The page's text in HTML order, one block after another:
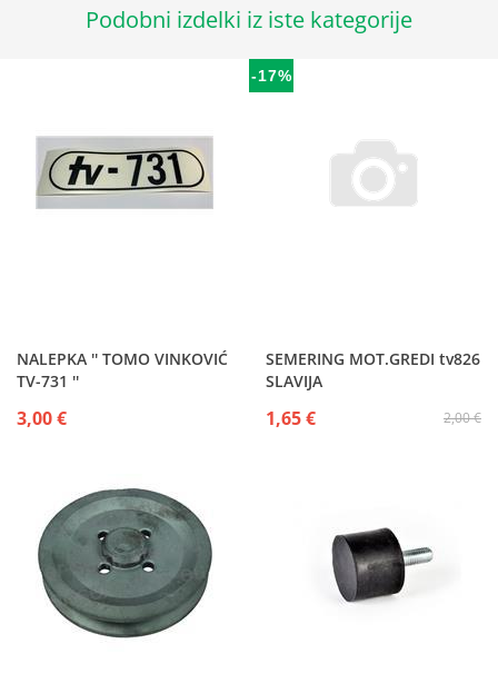
Podobni izdelki iz iste kategorije
NALEPKA '' TOMO VINKOVIĆ
TV-731 ''
3,00 €
-17%
SEMERING MOT.GREDI tv826
SLAVIJA
2,00 €
1,65 €